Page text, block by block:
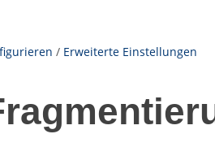
/ Erweiterte Einstellungen